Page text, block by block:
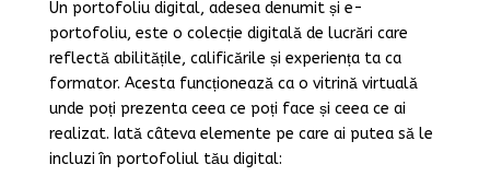
Un portofoliu digital, adesea denumit și e-
portofoliu, este o colecție digitală de lucrări care
reflectă abilitățile, calificările și experiența ta ca
formator. Acesta funcționează ca o vitrină virtuală
unde poți prezenta ceea ce poți face și ceea ce ai
realizat. Iată câteva elemente pe care ai putea să le
incluzi în portofoliul tău digital: